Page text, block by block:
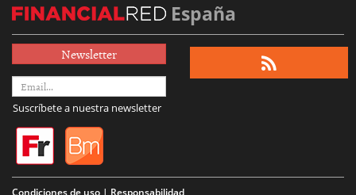
España
Newsletter
Suscríbete a nuestra newsletter
Condiciones de uso | Responsabilidad